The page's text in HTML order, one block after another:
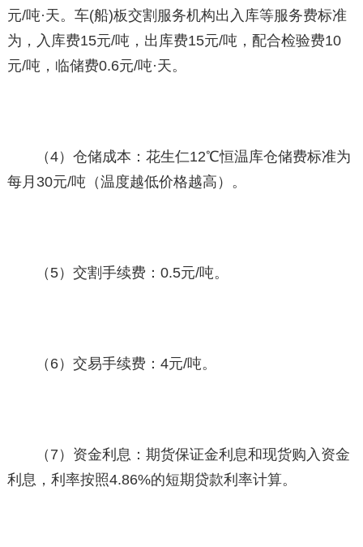
元/吨·天。车(船)板交割服务机构出入库等服务费标准
为，入库费15元/吨，出库费15元/吨，配合检验费10
元/吨，临储费0.6元/吨·天。
（4）仓储成本：花生仁12℃恒温库仓储费标准为
每月30元/吨（温度越低价格越高）。
（5）交割手续费：0.5元/吨。
（6）交易手续费：4元/吨。
（7）资金利息：期货保证金利息和现货购入资金
利息，利率按照4.86%的短期贷款利率计算。